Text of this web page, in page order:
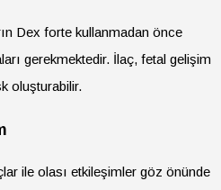
Dex forte kullanmadan önce
gerekmektedir. İlaç, fetal gelişim
oluşturabilir.
ile olası etkileşimler göz önünde